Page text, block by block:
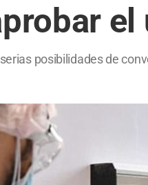
posibilidades de